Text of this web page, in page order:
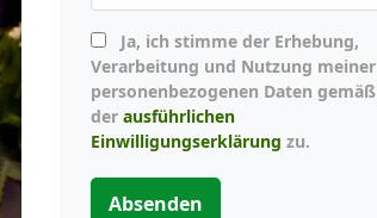
Verarbeitung und Nutzung meiner
personenbezogenen Daten gemäß
der ausführlichen
Einwilligungserklärung zu.
Absenden